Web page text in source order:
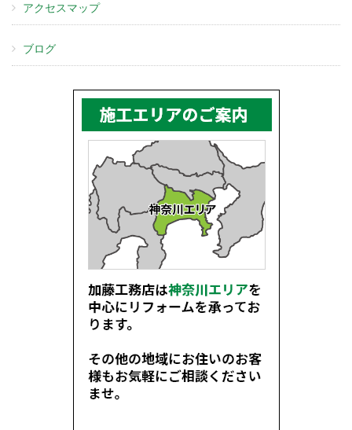
アクセスマップ
ブログ